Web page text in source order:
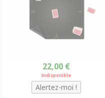
22,00 €
Indisponible